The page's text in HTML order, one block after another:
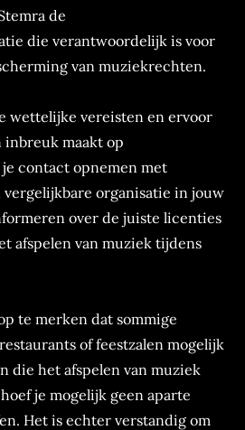
de
die verantwoordelijk is voor
van muziekrechten.
wettelijke vereisten en ervoor
inbreuk maakt op
contact opnemen met
organisatie in jouw
over de juiste licenties
afspelen van muziek tijdens
te merken dat sommige
of feestzalen mogelijk
die het afspelen van muziek
je mogelijk geen aparte
Het is echter verstandig om